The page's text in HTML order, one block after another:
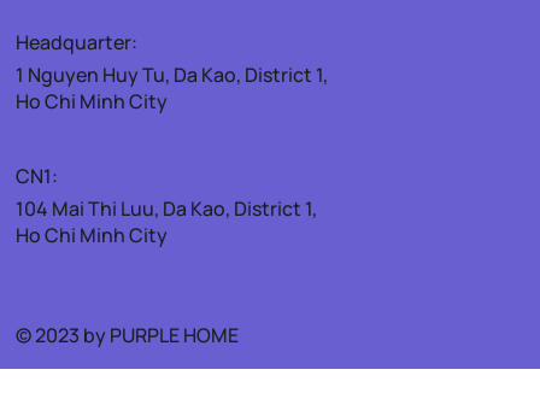
© 2023 by PURPLE HOME
Headquarter:
1 Nguyen Huy Tu, Da Kao, District 1,
Ho Chi Minh City
CN1:
104 Mai Thi Luu, Da Kao, District 1,
Ho Chi Minh City